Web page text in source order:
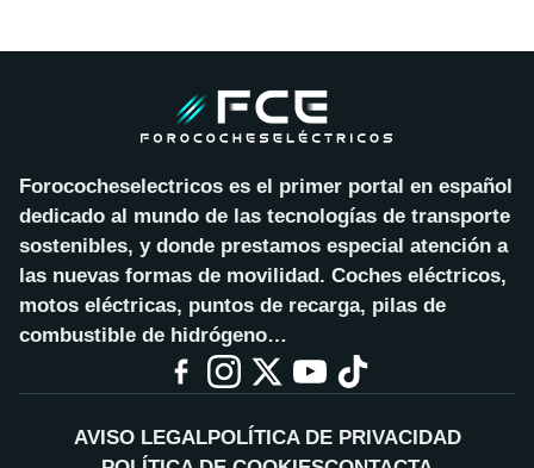
Forococheselectricos es el primer portal en español
dedicado al mundo de las tecnologías de transporte
sostenibles, y donde prestamos especial atención a
las nuevas formas de movilidad. Coches eléctricos,
motos eléctricas, puntos de recarga, pilas de
combustible de hidrógeno…
AVISO LEGALPOLÍTICA DE PRIVACIDAD